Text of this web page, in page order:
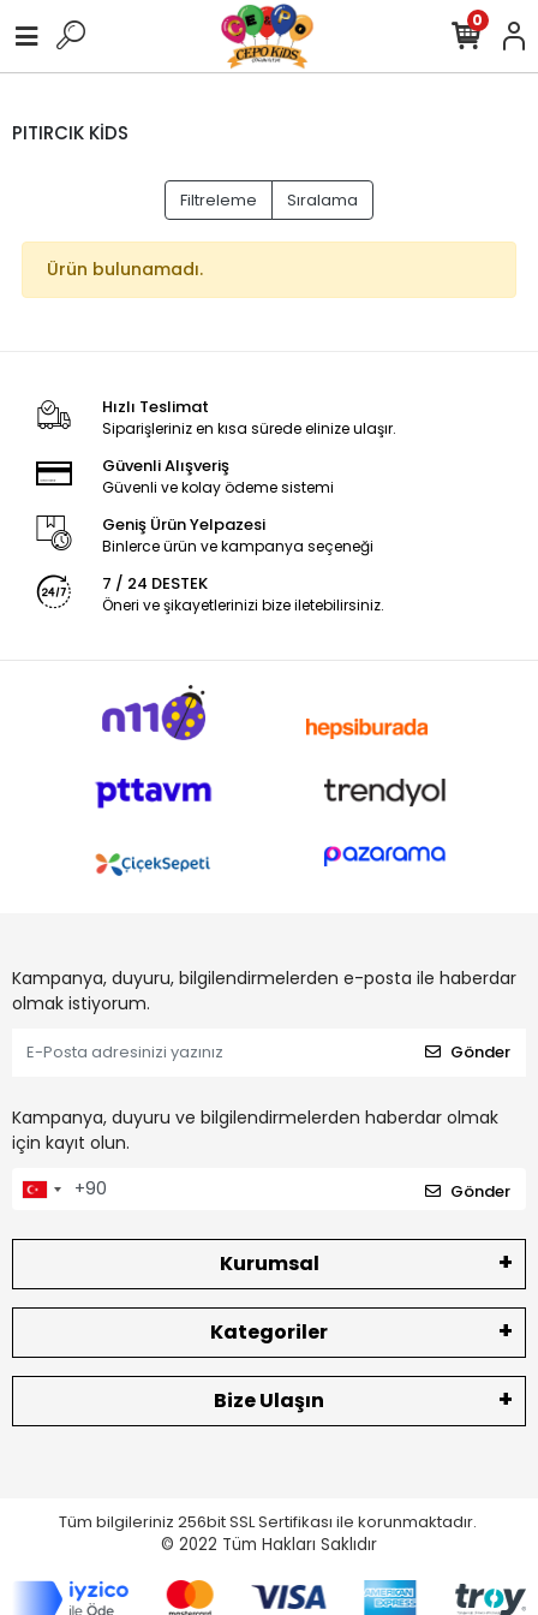
0
PITIRCIK KİDS
Filtreleme Sıralama
Ürün bulunamadı.
Hızlı Teslimat
Siparişleriniz en kısa sürede elinize ulaşır.
Güvenli Alışveriş
Güvenli ve kolay ödeme sistemi
Geniş Ürün Yelpazesi
Binlerce ürün ve kampanya seçeneği
7 / 24 DESTEK
Öneri ve şikayetlerinizi bize iletebilirsiniz.
Kampanya, duyuru, bilgilendirmelerden e-posta ile haberdar
olmak istiyorum.
Gönder
Kampanya, duyuru ve bilgilendirmelerden haberdar olmak
için kayıt olun.
Gönder
Kurumsal
Kategoriler
Bize Ulaşın
Tüm bilgileriniz 256bit SSL Sertifikası ile korunmaktadır.
© 2022 Tüm Hakları Saklıdır